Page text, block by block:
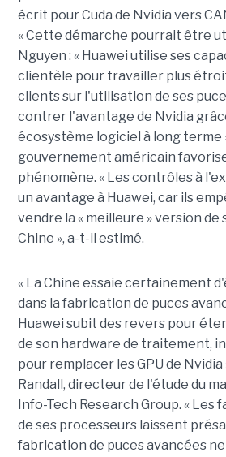
écrit pour Cuda de Nvidia vers
« Cette démarche pourrait être
Nguyen : « Huawei utilise ses
clientèle pour travailler plus
clients sur l'utilisation de ses
contrer l'avantage de Nvidia
écosystème logiciel à long terme
gouvernement américain
phénomène. « Les contrôles à
un avantage à Huawei, car ils
vendre la « meilleure » version de
Chine », a-t-il estimé.
« La Chine essaie certainement
dans la fabrication de puces
Huawei subit des revers pour
de son hardware de traitement,
pour remplacer les GPU de Nvidia
Randall, directeur de l'étude du
Info-Tech Research Group. «
de ses processeurs laissent
fabrication de puces avancées